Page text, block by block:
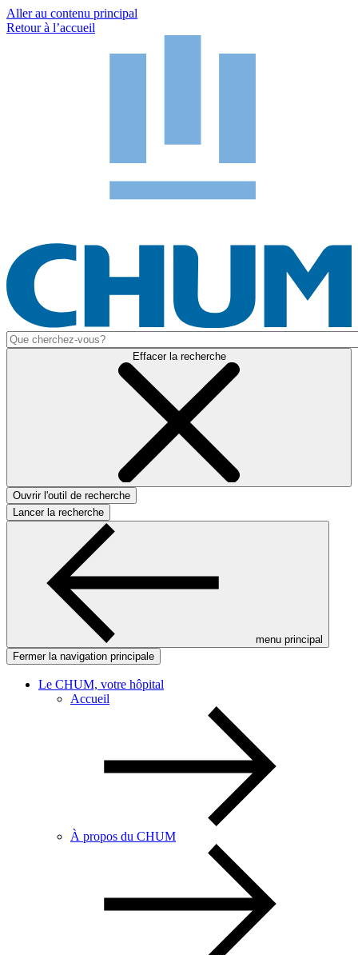
Aller au contenu principal
Retour à l’accueil
Effacer la recherche
Ouvrir l'outil de recherche
Lancer la recherche
menu principal
Fermer la navigation principale
Le CHUM, votre hôpital
Accueil
À propos du CHUM